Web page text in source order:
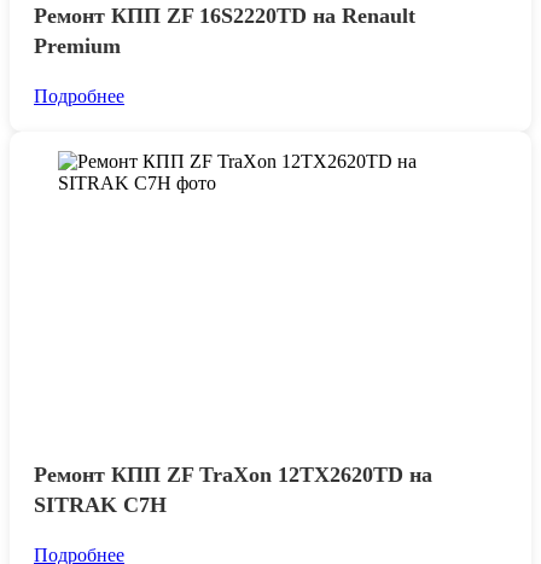
Ремонт КПП ZF 16S2220TD на Renault
Premium
Подробнее
Ремонт КПП ZF TraXon 12TX2620TD на
SITRAK C7H
Подробнее